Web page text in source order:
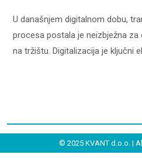
U današnjem digitalnom dobu,
procesa postala je neizbježna
na tržištu. Digitalizacija je ključni
© 2025 KVANT d.o.o. |